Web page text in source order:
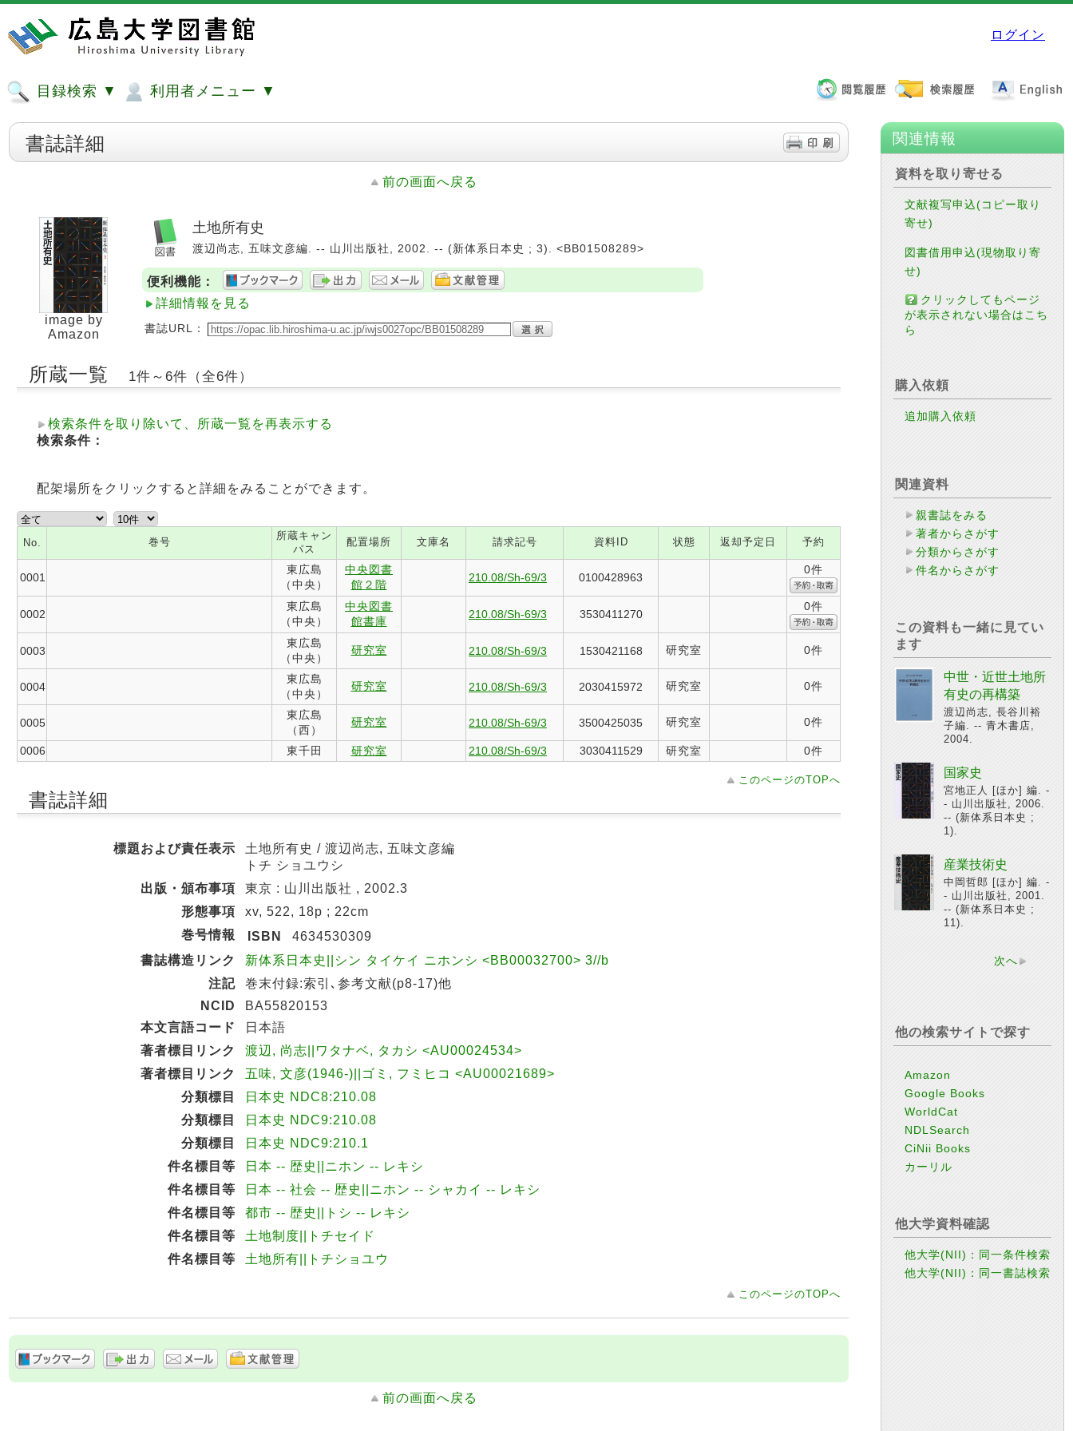
ログイン
目録検索 ▼ 利用者メニュー ▼
書誌詳細
前の画面へ戻る
image by
Amazon
土地所有史
渡辺尚志, 五味文彦編. -- 山川出版社, 2002. -- (新体系日本史 ; 3). <BB01508289>
便利機能：
詳細情報を見る
書誌URL：
所蔵一覧 1件～6件（全6件）
検索条件を取り除いて、所蔵一覧を再表示する
検索条件：
配架場所をクリックすると詳細をみることができます。
No. 巻号
所蔵キャン
パス
配置場所 文庫名 請求記号 資料ID 状態 返却予定日 予約
0001
東広島
（中央）
中央図書
館２階
210.08/Sh-69/3 0100428963
0件
0002
東広島
（中央）
中央図書
館書庫
210.08/Sh-69/3 3530411270
0件
0003
東広島
（中央）
研究室 210.08/Sh-69/3 1530421168 研究室 0件
0004
東広島
（中央）
研究室 210.08/Sh-69/3 2030415972 研究室 0件
0005
東広島
（西）
研究室 210.08/Sh-69/3 3500425035 研究室 0件
0006 東千田 研究室 210.08/Sh-69/3 3030411529 研究室 0件
このページのTOPへ
書誌詳細
標題および責任表示
土地所有史 / 渡辺尚志, 五味文彦編
トチ ショユウシ
出版・頒布事項
東京 : 山川出版社 , 2002.3
形態事項
xv, 522, 18p ; 22cm
巻号情報
ISBN
4634530309
書誌構造リンク
新体系日本史||シン タイケイ ニホンシ <BB00032700> 3//b
注記
巻末付録:索引､参考文献(p8-17)他
NCID
BA55820153
本文言語コード
日本語
著者標目リンク
渡辺, 尚志||ワタナベ, タカシ <AU00024534>
著者標目リンク
五味, 文彦(1946-)||ゴミ, フミヒコ <AU00021689>
分類標目
日本史 NDC8:210.08
分類標目
日本史 NDC9:210.08
分類標目
日本史 NDC9:210.1
件名標目等
日本 -- 歴史||ニホン -- レキシ
件名標目等
日本 -- 社会 -- 歴史||ニホン -- シャカイ -- レキシ
件名標目等
都市 -- 歴史||トシ -- レキシ
件名標目等
土地制度||トチセイド
件名標目等
土地所有||トチショユウ
このページのTOPへ
前の画面へ戻る
関連情報
資料を取り寄せる
文献複写申込(コピー取り
寄せ)
図書借用申込(現物取り寄
せ)
クリックしてもページ
が表示されない場合はこち
ら
購入依頼
追加購入依頼
関連資料
親書誌をみる
著者からさがす
分類からさがす
件名からさがす
この資料も一緒に見てい
ます
中世・近世土地所
有史の再構築
渡辺尚志, 長谷川裕
子編. -- 青木書店,
2004.
国家史
宮地正人 [ほか] 編. -
- 山川出版社, 2006.
-- (新体系日本史 ;
1).
産業技術史
中岡哲郎 [ほか] 編. -
- 山川出版社, 2001.
-- (新体系日本史 ;
11).
次へ
他の検索サイトで探す
Amazon
Google Books
WorldCat
NDLSearch
CiNii Books
カーリル
他大学資料確認
他大学(NII)：同一条件検索
他大学(NII)：同一書誌検索